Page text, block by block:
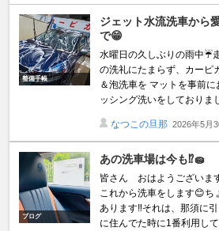
整備手帳
ジェット水流洗車から
で😁
水曜日の久しぶりの雨中☔️
の洗礼にたまらず、カーピ
＆泡洗車を マットを事前
ッシング洗いをしておりま
なつこの旦那 2026年5月
ブログ
あの洗車場は今も⁉️🧽
皆さん おはようございま
これから洗車をします😊
あります‼️それは、那須に
に住んでた時に1番利用し